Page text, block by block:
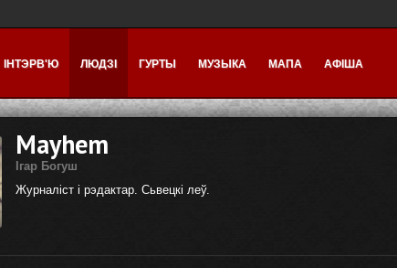
ІНТЭРВ'Ю ЛЮДЗІ ГУРТЫ МУЗЫКА МАПА АФІША
Mayhem
Ігар Богуш
Журналіст і рэдактар. Сьвецкі леў.